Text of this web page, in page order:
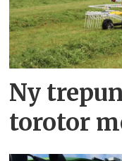
Ny
torotor